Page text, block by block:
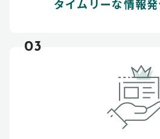
タイムリーな情報発
03